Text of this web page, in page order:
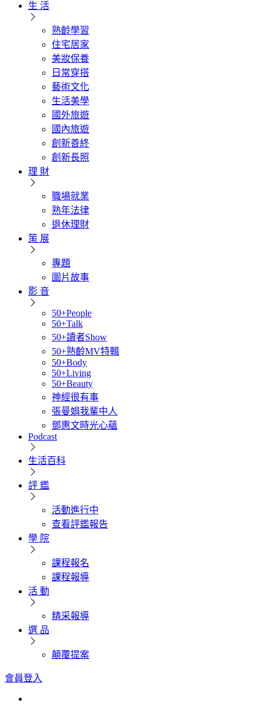
生 活
熟齡學習
住宅居家
美妝保養
日常穿搭
藝術文化
生活美學
國外旅遊
國內旅遊
創新善終
創新長照
理 財
職場就業
熟年法律
退休理財
策 展
專題
圖片故事
影 音
50+People
50+Talk
50+讀者Show
50+熟齡MV特輯
50+Body
50+Living
50+Beauty
神經很有事
張曼娟我輩中人
鄧惠文時光心蘊
Podcast
生活百科
評 鑑
活動進行中
查看評鑑報告
學 院
課程報名
課程報導
活 動
精采報導
選 品
顛覆提案
會員登入